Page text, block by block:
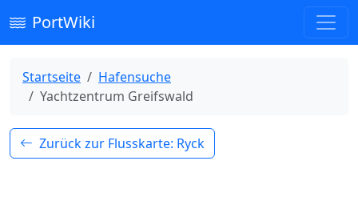
PortWiki
Startseite
Hafensuche
Yachtzentrum Greifswald
Zurück zur Flusskarte: Ryck